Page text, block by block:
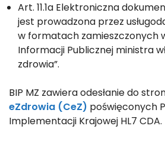
Art. 11.1a Elektroniczna
jest prowadzona przez
w formatach zamieszczonych
Informacji Publicznej ministra
zdrowia”.
BIP MZ zawiera odesłanie do
eZdrowia (CeZ) poświęconych
Implementacji Krajowej HL7 CDA.